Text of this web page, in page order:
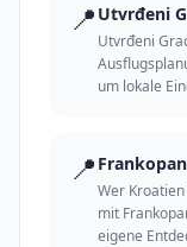
📍 Utvrđeni
Utvrđeni
um lokale
📍
Wer
mit
eigene